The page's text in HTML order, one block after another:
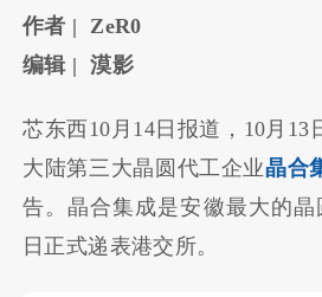
作者 | ZeR0
编辑 | 漠影
芯东西10月14日报道，10月13
大陆第三大晶圆代工企业晶合
告。晶合集成是安徽最大的
日正式递表港交所。